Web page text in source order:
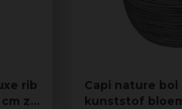
rib
z…
Capi nature bol
kunststof